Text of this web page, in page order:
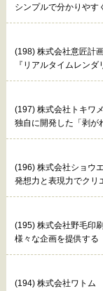
シンプルで分かりやす
(198) 株式会社意匠計
『リアルタイムレン
(197) 株式会社トキワ
独自に開発した「剥が
(196) 株式会社ショウ
発想力と表現力でクリ
(195) 株式会社野毛印
様々な企画を提供する
(194) 株式会社ワトム